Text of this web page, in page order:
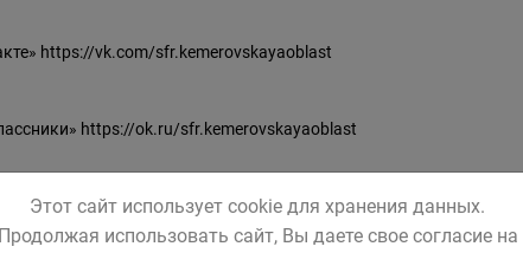
https://vk.com/sfr.kemerovskayaoblast
https://ok.ru/sfr.kemerovskayaoblast
https://t.me/sfr_kemobl
Этот сайт использует cookie для хранения данных.
Продолжая использовать сайт, Вы даете свое согласие на